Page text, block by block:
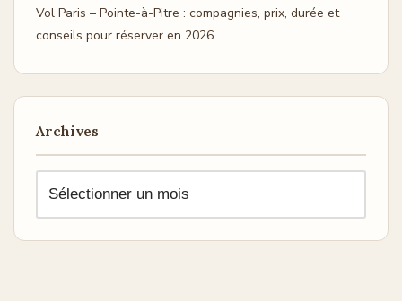
Vol Paris – Pointe-à-Pitre : compagnies, prix, durée et
conseils pour réserver en 2026
Archives